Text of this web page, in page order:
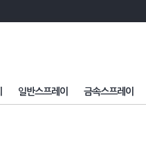
일반스프레이 금속스프레이